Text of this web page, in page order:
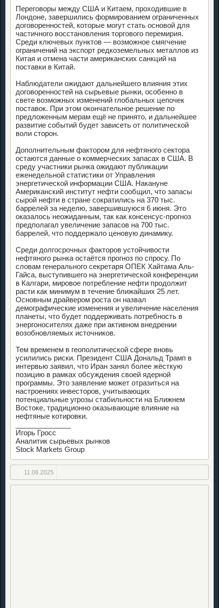
Переговоры между США и Китаем, проходившие в
Лондоне, завершились формированием ограниченных
договоренностей, которые могут стать основой для
частичного восстановления торгового перемирия.
Среди ключевых пунктов — возможное смягчение
ограничений на экспорт редкоземельных металлов из
Китая и отмена части американских санкций на
поставки в Китай.
Наблюдатели ожидают дальнейшего влияния этих
договоренностей на сырьевые рынки, особенно в
свете возможных изменений глобальных цепочек
поставок. При этом окончательное решение по
предложенным мерам ещё не принято, и дальнейшее
развитие событий будет зависеть от политической
воли сторон.
Дополнительным фактором для нефтяного сектора
остаются данные о коммерческих запасах в США. В
среду участники рынка ожидают публикации
еженедельной статистики от Управления
энергетической информации США. Накануне
Американский институт нефти сообщил, что запасы
сырой нефти в стране сократились на 370 тыс.
баррелей за неделю, завершившуюся 6 июня. Это
оказалось неожиданным, так как консенсус-прогноз
предполагал увеличение запасов на 700 тыс.
баррелей, что поддержало ценовую динамику.
Среди долгосрочных факторов устойчивости
нефтяного рынка остаётся прогноз по спросу. По
словам генерального секретаря ОПЕК Хайтама Аль-
Гайса, выступившего на энергетической конференции
в Калгари, мировое потребление нефти продолжит
расти как минимум в течение ближайших 25 лет.
Основным драйвером роста он назвал
демографические изменения и увеличение населения
планеты, что будет поддерживать потребность в
энергоносителях даже при активном внедрении
возобновляемых источников.
Тем временем в геополитической сфере вновь
усилились риски. Президент США Дональд Трамп в
интервью заявил, что Иран занял более жёсткую
позицию в рамках обсуждения своей ядерной
программы. Это заявление может отразиться на
настроениях инвесторов, учитывающих
потенциальные угрозы стабильности на Ближнем
Востоке, традиционно оказывающие влияние на
нефтяные котировки.
Игорь Гросс
Аналитик сырьевых рынков
Stock Markets Group
11.06.2025